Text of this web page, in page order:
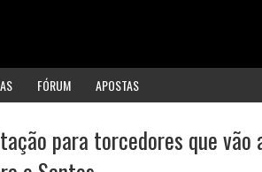
FÓRUM APOSTAS
para torcedores que vão